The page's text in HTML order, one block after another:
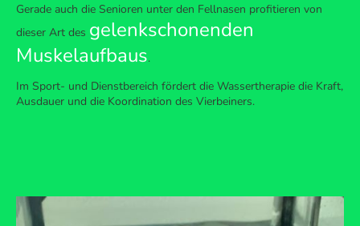
Gerade auch die Senioren unter den Fellnasen profitieren von
dieser Art des gelenkschonenden
Muskelaufbaus.
Im Sport- und Dienstbereich fördert die Wassertherapie die Kraft,
Ausdauer und die Koordination des Vierbeiners.